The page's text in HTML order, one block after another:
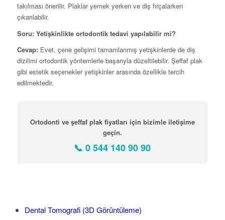
takılması önerilir. Plaklar yemek yerken ve diş fırçalarken
çıkarılabilir.
Soru: Yetişkinlikte ortodontik tedavi yapılabilir mi?
Cevap:Evet, çene gelişimi tamamlanmış yetişkinlerde de diş
dizilimi ortodontik yöntemlerle başarıyla düzeltilebilir. Şeffaf plak
gibi estetik seçenekler yetişkinler arasında özellikle tercih
edilmektedir.
Ortodonti ve şeffaf plak fiyatları için bizimle iletişime
geçin.
📞 0 544 140 90 90
Dental Tomografi (3D Görüntüleme)